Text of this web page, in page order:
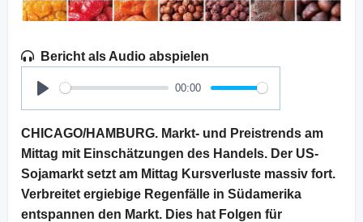
Bericht als Audio abspielen
Play
00:00
CHICAGO/HAMBURG. Markt- und Preistrends am
Mittag mit Einschätzungen des Handels. Der US-
Sojamarkt setzt am Mittag Kursverluste massiv fort.
Verbreitet ergiebige Regenfälle in Südamerika
entspannen den Markt. Dies hat Folgen für